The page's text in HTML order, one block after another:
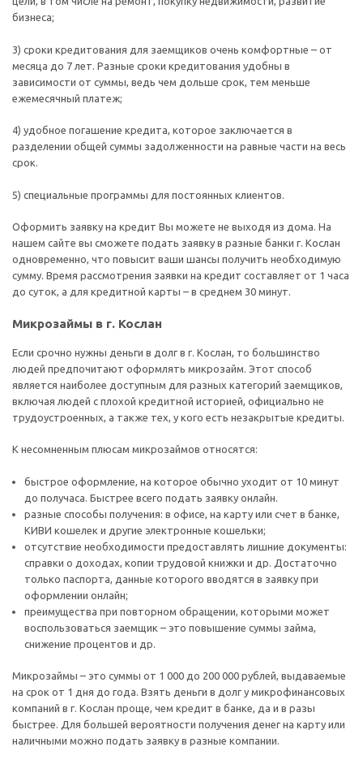
бизнеса;
3) сроки кредитования для заемщиков очень комфортные – от
месяца до 7 лет. Разные сроки кредитования удобны в
зависимости от суммы, ведь чем дольше срок, тем меньше
ежемесячный платеж;
4) удобное погашение кредита, которое заключается в
разделении общей суммы задолженности на равные части на весь
срок.
5) специальные программы для постоянных клиентов.
Оформить заявку на кредит Вы можете не выходя из дома. На
нашем сайте вы сможете подать заявку в разные банки г. Кослан
одновременно, что повысит ваши шансы получить необходимую
сумму. Время рассмотрения заявки на кредит составляет от 1 часа
до суток, а для кредитной карты – в среднем 30 минут.
Микрозаймы в г. Кослан
Если срочно нужны деньги в долг в г. Кослан, то большинство
людей предпочитают оформлять микрозайм. Этот способ
является наиболее доступным для разных категорий заемщиков,
включая людей с плохой кредитной историей, официально не
трудоустроенных, а также тех, у кого есть незакрытые кредиты.
К несомненным плюсам микрозаймов относятся:
быстрое оформление, на которое обычно уходит от 10 минут
до получаса. Быстрее всего подать заявку онлайн.
разные способы получения: в офисе, на карту или счет в банке,
КИВИ кошелек и другие электронные кошельки;
отсутствие необходимости предоставлять лишние документы:
справки о доходах, копии трудовой книжки и др. Достаточно
только паспорта, данные которого вводятся в заявку при
оформлении онлайн;
преимущества при повторном обращении, которыми может
воспользоваться заемщик – это повышение суммы займа,
снижение процентов и др.
Микрозаймы – это суммы от 1 000 до 200 000 рублей, выдаваемые
на срок от 1 дня до года. Взять деньги в долг у микрофинансовых
компаний в г. Кослан проще, чем кредит в банке, да и в разы
быстрее. Для большей вероятности получения денег на карту или
наличными можно подать заявку в разные компании.